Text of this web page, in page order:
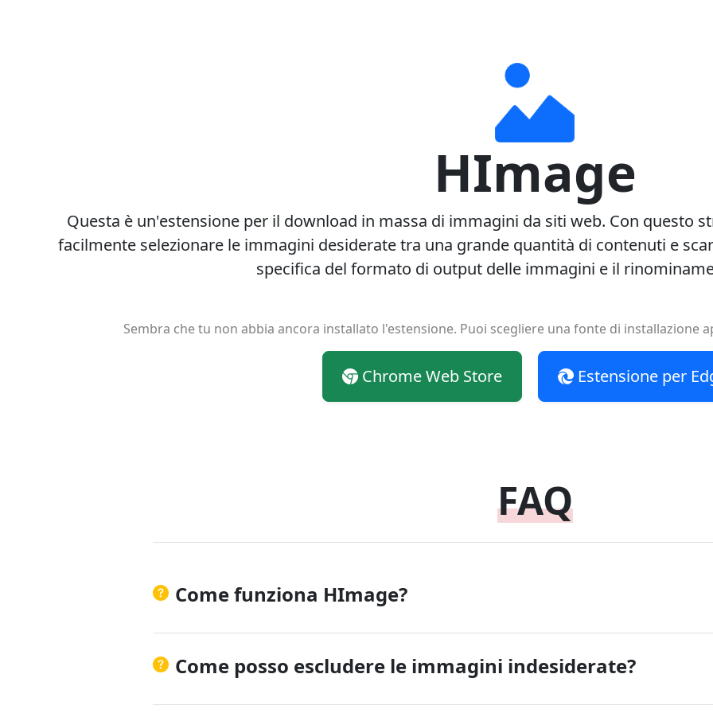
HImage
Questa è un'estensione per il download in massa di immagini da siti web. Con questo
facilmente selezionare le immagini desiderate tra una grande quantità di contenuti e
specifica del formato di output delle immagini e il
Sembra che tu non abbia ancora installato l'estensione. Puoi scegliere una fonte di
Chrome Web Store Estensione per
FAQ
Come funziona HImage?
Come posso escludere le immagini indesiderate?